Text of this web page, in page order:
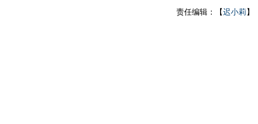
责任编辑：【迟小莉 】